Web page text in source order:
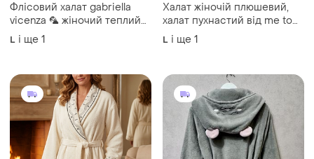
Флісовий халат gabriella
vicenza 🦜 жіночий теплий
🔥 домашній м’який 💖
кораловий новий розмір 14
L і ще 1
Халат жіночій плюшевий,
халат пухнастий від me to
you оригінал. розмір по
бірці l
L і ще 1